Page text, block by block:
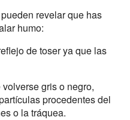
revelar que has
humo:
de toser ya que las
gris o negro,
procedentes del
o la tráquea.